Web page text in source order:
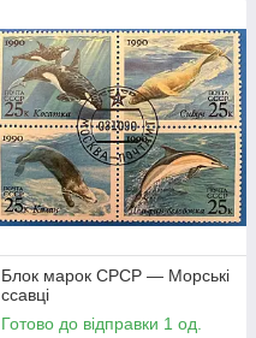
Блок марок СРСР — Морські
ссавці
Готово до відправки 1 од.